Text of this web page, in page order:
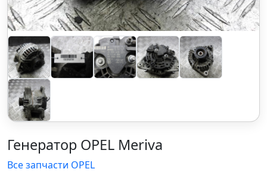
Генератор OPEL Meriva
Все запчасти OPEL